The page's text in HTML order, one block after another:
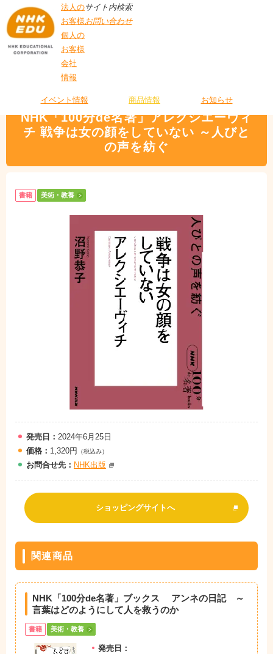
法人の
お客様
個人の
お客様
会社
情報
サイト内検索
お問い合わせ
イベント情報 商品情報 お知らせ
女の顔をしていない ～人びとの声を紡ぐ
NHK「100分de名著」アレクシエーヴィ
チ 戦争は女の顔をしていない ～人びと
の声を紡ぐ
書籍 美術・教養
発売日： 2024年6月25日
価格： 1,320円 （税込み）
お問合せ先： NHK出版
ショッピングサイトへ
関連商品
NHK「100分de名著」ブックス アンネの日記 ～
言葉はどのようにして人を救うのか
書籍 美術・教養
発売日：